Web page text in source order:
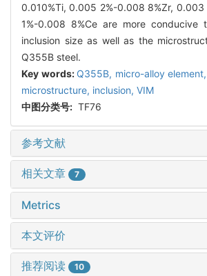
0.010%Ti, 0.005 2%-0.008 8%Zr,
1%-0.008 8%Ce are more
inclusion size as well as the
Q355B steel.
Key words: Q355B, micro-alloy element,
microstructure, inclusion, VIM
中图分类号: TF76
参考文献
相关文章 7
Metrics
本文评价
推荐阅读 10